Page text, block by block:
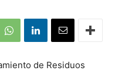
de Residuos